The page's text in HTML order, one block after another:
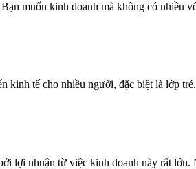
muốn kinh doanh mà không có
tế cho nhiều người, đặc biệt là lớp
lợi nhuận từ việc kinh doanh này rất